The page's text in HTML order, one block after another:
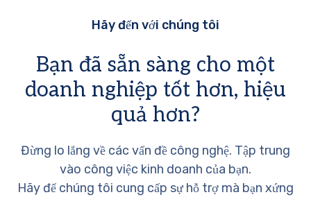
Hãy đến với chúng tôi
Bạn đã sẵn sàng cho một
doanh nghiệp tốt hơn, hiệu
quả hơn?
Đừng lo lắng về các vấn đề công nghệ. Tập trung
vào công việc kinh doanh của bạn.
Hãy để chúng tôi cung cấp sự hỗ trợ mà bạn xứng